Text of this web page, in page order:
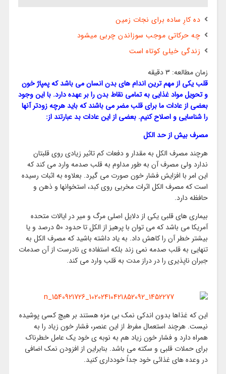
ده کارِ ساده برای نجات زمین
چه حرکاتی موجب سوزاندن چربی میشود
زندگی خیلی کوتاه است
زمان مطالعه: 3 دقیقه
قلب یکی از مهم ترین اندام های بدن انسان می باشد که پمپاژ خون
و تحویل مواد غذایی به تمامی نقاط بدن را بر عهده دارد. با این وجود
بعضی از عادات ما برای قلب مضر می باشند که باید هرچه زودتر آنها
را شناسایی و اصلاح کنیم. بعضی از این عادات بد عبارتند از:
مصرف بیش از حد الکل
هرچند مصرف الکل به مقدار و دفعات کم تاثیر زیادی روی قلبتان
ندارد ولی مصرف آن به طور مداوم به قلب صدمه وارد می کند که
این امر با افزایش فشار خون صورت می گیرد. بعلاوه به اثبات رسیده
است که مصرف الکل اثرات مخربی روی کبد، استخوانها و ذهن و
حافظه دارد.
بیماری های قلبی یکی از دلایل اصلی مرگ و میر در ایالات متحده
آمریکا می باشد که می توان با پرهیز از الکل تا حدود 50 درصد و یا
بیشتر خطر آن را کاهش داد. به یاد داشته باشید که مصرف الکل به
تنهایی به قلب صدمه نمی زند بلکه استفاده ی نادرست از آن صدمات
جبران ناپذیری را در دراز مدت به قلب وارد می کند.
این که غذاها بدون اندکی نمک بی مزه هستند بر هیچ کسی پوشیده
نیست. هرچند استعمال مفرط از این عنصر، فشار خون زیاد را به
همراه دارد و فشار خون زیاد هم به نوبه ی خود یک عامل خطرناک
برای حملات قلبی و سکته می باشد. بنابراین از افزودن نمک اضافی
در وعده های غذائی خود جداً خودداری کنید.